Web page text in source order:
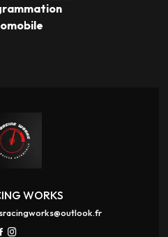
WORKS